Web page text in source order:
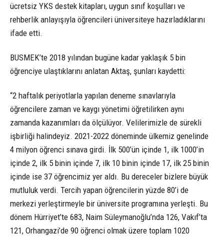
ücretsiz YKS destek kitapları, uygun sınıf koşulları ve
rehberlik anlayışıyla öğrencileri üniversiteye hazırladıklarını
ifade etti.
BUSMEK’te 2018 yılından bugüne kadar yaklaşık 5 bin
öğrenciye ulaştıklarını anlatan Aktaş, şunları kaydetti:
“2 haftalık periyotlarla yapılan deneme sınavlarıyla
öğrencilere zaman ve kaygı yönetimi öğretilirken aynı
zamanda kazanımları da ölçülüyor. Velilerimizle de sürekli
işbirliği halindeyiz. 2021-2022 döneminde ülkemiz genelinde
4 milyon öğrenci sınava girdi. İlk 500’ün içinde 1, ilk 1000’in
içinde 2, ilk 5 binin içinde 7, ilk 10 binin içinde 17, ilk 25 binin
içinde ise 37 öğrencimiz yer aldı. Bu dereceler bizlere büyük
mutluluk verdi. Tercih yapan öğrencilerin yüzde 80’i de
merkezi yerleştirmeyle bir üniversite programına yerleşti. Bu
dönem Hürriyet’te 683, Naim Süleymanoğlu’nda 126, Vakıf’ta
121, Orhangazi’de 90 öğrenci olmak üzere toplam 1020